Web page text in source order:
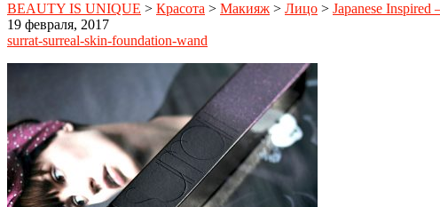
BEAUTY IS UNIQUE > Красота > Макияж > Лицо > Japanese Inspired
19 февраля, 2017
surrat-surreal-skin-foundation-wand